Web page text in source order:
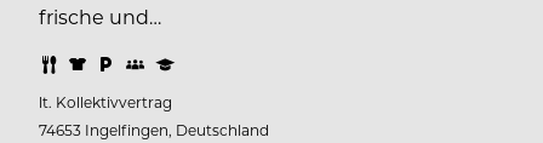
frische und…
lt. Kollektivvertrag
74653 Ingelfingen, Deutschland